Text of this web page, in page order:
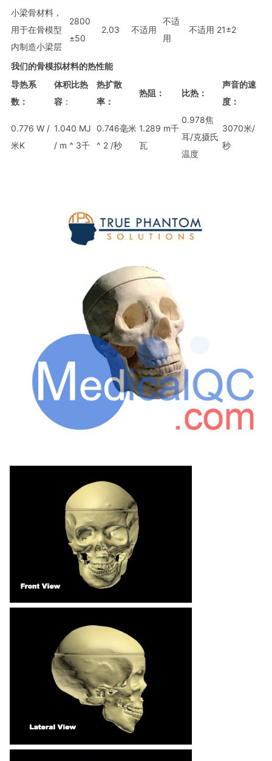
小梁骨材料，
用于在骨模型
内制造小梁层
2800
±50
2.03 不适用
不适
用
不适用 21±2
我们的骨模拟材料的热性能
导热系
数：
体积比热
容 ：
热扩散
率：
热阻： 比热：
声音的速
度：
0.776 W /
米K
1.040 MJ
/ m ^ 3千
0.746毫米
^ 2 /秒
1.289 m千
瓦
0.978焦
耳/克摄氏
温度
3070米/
秒